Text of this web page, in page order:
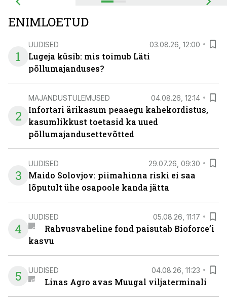
ENIMLOETUD
1
UUDISED 03.08.26, 12:00
Lugeja küsib: mis toimub Läti
põllumajanduses?
2
MAJANDUSTULEMUSED 04.08.26, 12:14
Infortari ärikasum peaaegu kahekordistus,
kasumlikkust toetasid ka uued
põllumajandusettevõtted
3
UUDISED 29.07.26, 09:30
Maido Solovjov: piimahinna riski ei saa
lõputult ühe osapoole kanda jätta
4
UUDISED 05.08.26, 11:17
Rahvusvaheline fond paisutab Bioforce’i
kasvu
5 UUDISED 04.08.26, 11:23
Linas Agro avas Muugal viljaterminali